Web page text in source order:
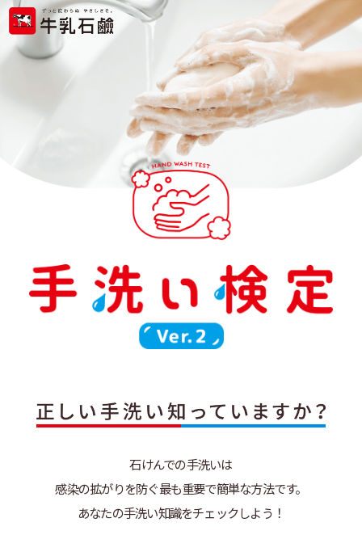
石けんでの手洗いは
感染の拡がりを防ぐ最も重要で簡単な方法です。
あなたの手洗い知識をチェックしよう！